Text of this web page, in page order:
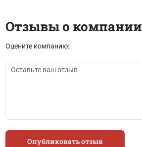
Отзывы о компании
Оцените компанию:
Опубликовать отзыв